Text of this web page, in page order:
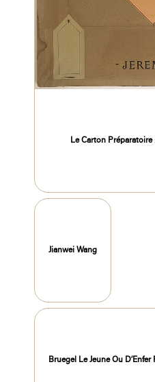
Le Carton
Jianwei Wang
Bruegel Le Jeune Ou D’Enfer